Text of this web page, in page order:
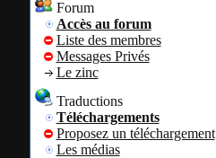
Forum
Accès au forum
Liste des membres
Messages Privés
Le zinc
Traductions
Téléchargements
Proposez un téléchargement
Les médias